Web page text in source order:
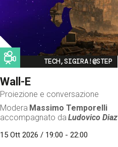
Image
TECH,SIGIRA!@STEP
Wall-E
Proiezione e conversazione
Modera Massimo Temporelli
accompagnato da Ludovico Diaz
15 Ott 2026 / 19:00 - 22:00